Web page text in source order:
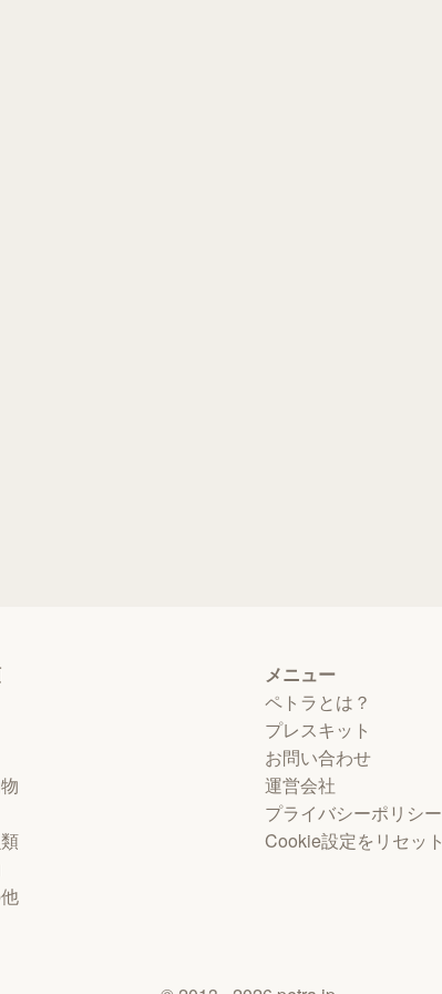
メニュー
ペトラとは？
プレスキット
お問い合わせ
運営会社
プライバシーポリシー
Cookie設定をリセット